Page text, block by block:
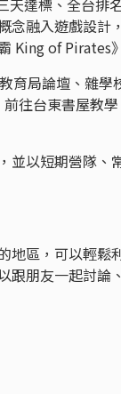
達標、全台排
念融入遊戲設
King of Pirates
育局論壇、雜
往台東書屋教
並以短期營隊、
地區，可以輕鬆
跟朋友一起討論